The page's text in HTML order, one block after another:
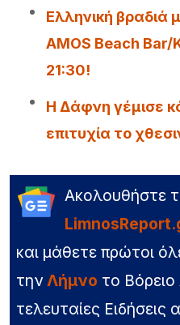
Ελληνική βραδιά
AMOS Beach Bar/
21:30!
Η Δάφνη γέμισε
επιτυχία το
Ακολουθήστε
και μάθετε πρώτοι
την Λήμνο το Βόρειο
τελευταίες